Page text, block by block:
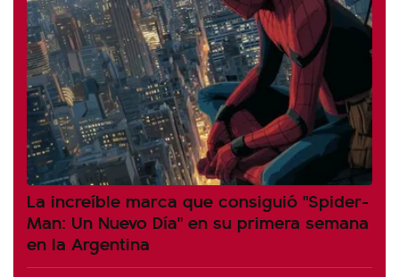
La increíble marca que consiguió "Spider-
Man: Un Nuevo Día" en su primera semana
en la Argentina